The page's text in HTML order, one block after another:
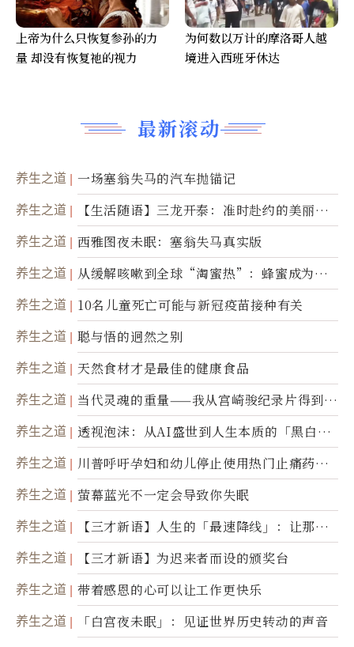
最新滚动
养生之道 一场塞翁失马的汽车抛锚记
养生之道
【生活随语】三龙开泰：准时赴约的美丽震
撼
养生之道 西雅图夜未眠：塞翁失马真实版
养生之道
从缓解咳嗽到全球“淘蜜热”：蜂蜜成为健
康产业前沿商品
养生之道 10名儿童死亡可能与新冠疫苗接种有关
养生之道 聪与悟的迥然之别
养生之道 天然食材才是最佳的健康食品
养生之道
当代灵魂的重量——我从宫崎骏纪录片得到的
省思
养生之道
透视泡沫：从AI盛世到人生本质的「黑白一
瞬」
养生之道
川普呼吁孕妇和幼儿停止使用热门止痛药泰
诺
养生之道 萤幕蓝光不一定会导致你失眠
养生之道
【三才新语】人生的「最速降线」：让那道
光，带你滑向自己
养生之道 【三才新语】为迟来者而设的颁奖台
养生之道 带着感恩的心可以让工作更快乐
养生之道 「白宫夜未眠」：见证世界历史转动的声音
上帝为什么只恢复参孙的力
量 却没有恢复祂的视力
为何数以万计的摩洛哥人越
境进入西班牙休达